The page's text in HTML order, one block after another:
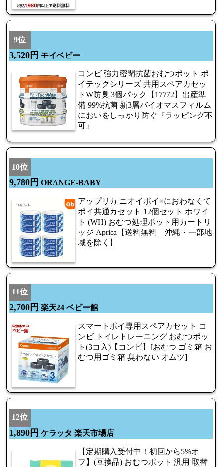
9位
3,520円 モイベビー
コンビ 強力密閉抗菌おむつポット ポ
イテックシリーズ 共用スペアカセッ
トW防臭 3個パック【17772】出産準
備 99%抗菌 新3層バイオマスフィルム
においをしっかり防ぐ『ラッピング不
可』
10位
9,780円 ORANGE-BABY
アップリカ ニオイポイ×におわなくて
ポイ共通カセット 12個セット ホワイ
ト (WH) おむつ処理ポット用カートリ
ッジ Aprica【送料無料 沖縄・一部地
域を除く】
11位
2,700円 楽天24 ベビー館
スマートポイ専用スペアカセット コ
ンビ トイレトレーニング おむつポッ
ト(3コ入)【コンビ】[おむつ ゴミ箱 お
むつ用ゴミ箱 臭わない オムツ]
12位
1,890円 ケラッタ 楽天市場店
【定期購入受付中！初回から5%オ
フ】(互換品) おむつポット 汎用 取替